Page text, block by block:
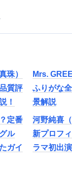
珠）
質評
！
Mrs.
ふりがな
景解説
定番
ル
ガイ
河野純喜
新プロフ
ラマ初出